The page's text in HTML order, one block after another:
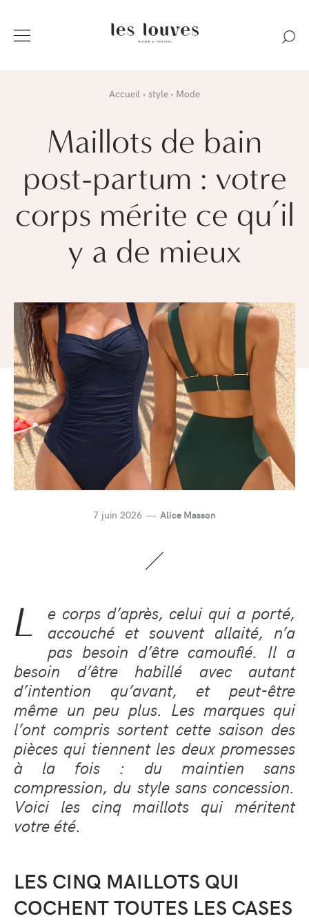
Accueil style Mode
Maillots de bain
post-partum : votre
corps mérite ce qu’il
y a de mieux
7 juin 2026 Alice Masson
L
e corps d’après, celui qui a porté,
accouché et souvent allaité, n’a
pas besoin d’être camouflé. Il a
besoin d’être habillé avec autant
d’intention qu’avant, et peut-être
même un peu plus. Les marques qui
l’ont compris sortent cette saison des
pièces qui tiennent les deux promesses
à la fois : du maintien sans
compression, du style sans concession.
Voici les cinq maillots qui méritent
votre été.
LES CINQ MAILLOTS QUI
COCHENT TOUTES LES CASES